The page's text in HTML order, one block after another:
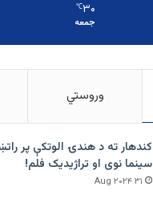
۳۰℃
جمعه
وروستي
کندهار ته د هندۍ الوتکې پر
سینما نوی او تراژيديک فلم!
۳۱ Aug ۲۰۲۴